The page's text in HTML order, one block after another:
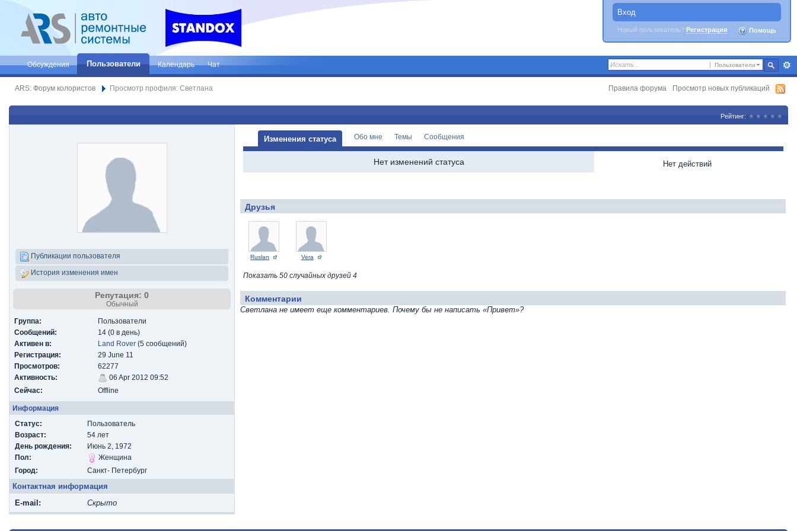
Вход
Новый пользователь? Регистрация Помощь
Пользователи
Обсуждения Пользователи Календарь Чат
ARS: Форум колористов Просмотр профиля: Светлана Правила форума Просмотр новых публикаций
Рейтинг:
Публикации пользователя
История изменения имен
Репутация: 0
Обычный
Группа:
Пользователи
Сообщений:
14 (0 в день)
Активен в:
Land Rover (5 сообщений)
Регистрация:
29 June 11
Просмотров:
62277
Активность:
06 Apr 2012 09:52
Сейчас:
Offline
Информация
Статус:
Пользователь
Возраст:
54 лет
День рождения:
Июнь 2, 1972
Пол:
Женщина
Город:
Санкт- Петербург
Контактная информация
E-mail:
Скрыто
Изменения статуса Обо мне Темы Сообщения
Нет изменений статуса Нет действий
Друзья
Ruslan Vera
Показать 50 случайных друзей 4
Комментарии
Светлана не имеет еще комментариев. Почему бы не написать «Привет»?